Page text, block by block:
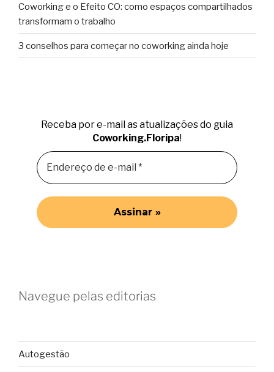
Coworking e o Efeito CO: como espaços compartilhados
transformam o trabalho
3 conselhos para começar no coworking ainda hoje
Receba por e-mail as atualizações do guia
Coworking.Floripa!
Navegue pelas editorias
Autogestão